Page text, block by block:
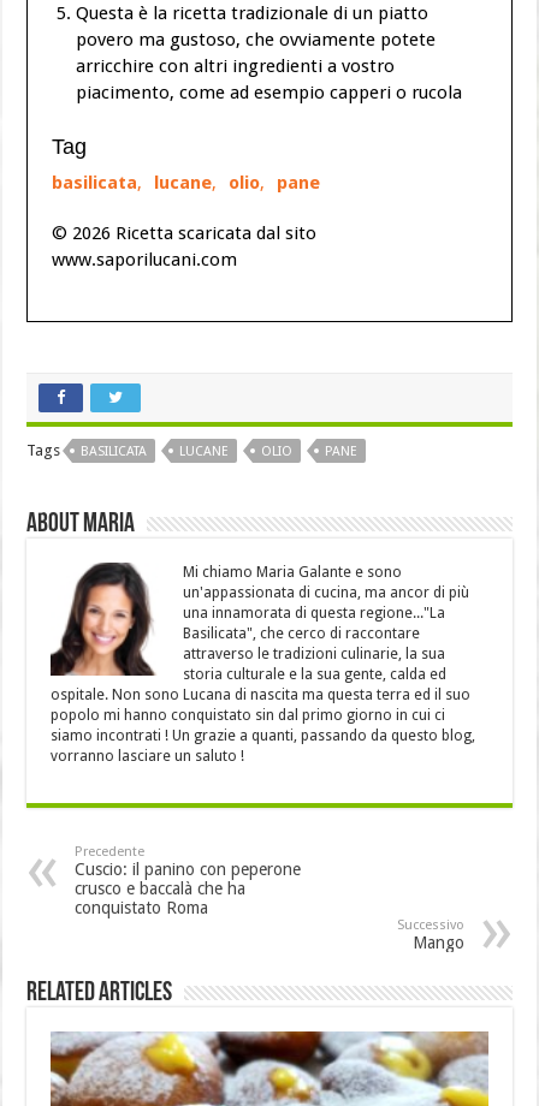
Questa è la ricetta tradizionale di un piatto
povero ma gustoso, che ovviamente potete
arricchire con altri ingredienti a vostro
piacimento, come ad esempio capperi o rucola
Tag
basilicata, lucane, olio, pane
© 2026 Ricetta scaricata dal sito
www.saporilucani.com
Tags BASILICATA LUCANE OLIO PANE
About Maria
Mi chiamo Maria Galante e sono
un'appassionata di cucina, ma ancor di più
una innamorata di questa regione..."La
Basilicata", che cerco di raccontare
attraverso le tradizioni culinarie, la sua
storia culturale e la sua gente, calda ed
ospitale. Non sono Lucana di nascita ma questa terra ed il suo
popolo mi hanno conquistato sin dal primo giorno in cui ci
siamo incontrati ! Un grazie a quanti, passando da questo blog,
vorranno lasciare un saluto !
Precedente
Cuscio: il panino con peperone
crusco e baccalà che ha
conquistato Roma
Successivo
Mango
Related Articles